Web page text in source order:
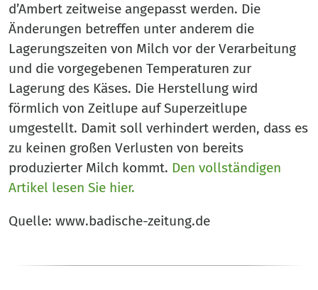
d’Ambert zeitweise angepasst werden. Die
Änderungen betreffen unter anderem die
Lagerungszeiten von Milch vor der Verarbeitung
und die vorgegebenen Temperaturen zur
Lagerung des Käses. Die Herstellung wird
förmlich von Zeitlupe auf Superzeitlupe
umgestellt. Damit soll verhindert werden, dass es
zu keinen großen Verlusten von bereits
produzierter Milch kommt. Den vollständigen
Artikel lesen Sie hier.
Quelle: www.badische-zeitung.de